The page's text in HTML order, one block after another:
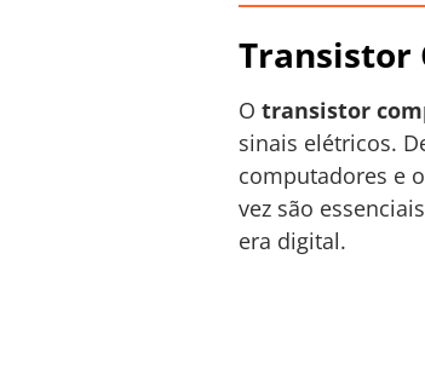
Transistor
O transistor
sinais elétricos.
computadores e
vez são
era digital.